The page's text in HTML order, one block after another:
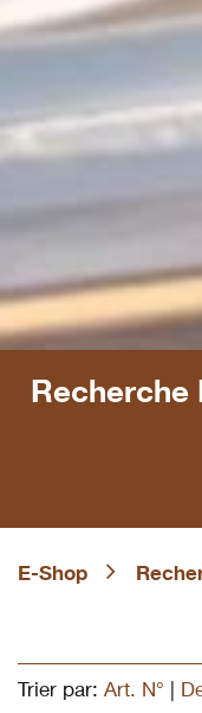
E-Shop
Recherche
Trier par: Art. N°